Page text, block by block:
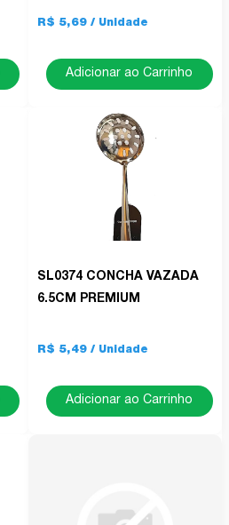
R$ 5,69
Adicionar ao Carrinho
SL0374 CONCHA VAZADA
6.5CM PREMIUM
R$ 5,49
Adicionar ao Carrinho